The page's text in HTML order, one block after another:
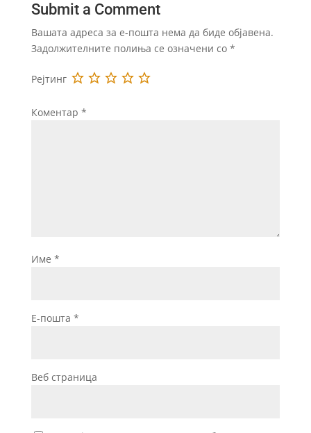
Submit a Comment
Вашата адреса за е-пошта нема да биде објавена.
Задолжителните полиња се означени со *
Рејтинг
Коментар *
Име *
Е-пошта *
Веб страница